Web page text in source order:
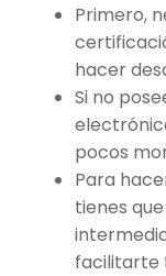
Primero,
hacer
Si no
pocos
Para
tienes
facilitarte